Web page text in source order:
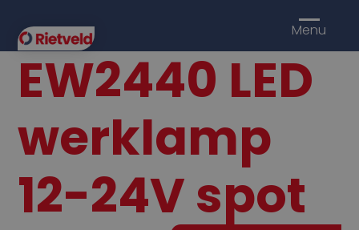
Menu
EW2440 LED
werklamp
12-24V spot